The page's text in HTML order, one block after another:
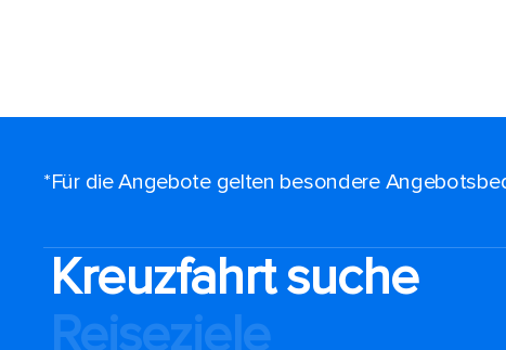
*Für die Angebote gelten besondere
Kreuzfahrt suche
Reiseziele